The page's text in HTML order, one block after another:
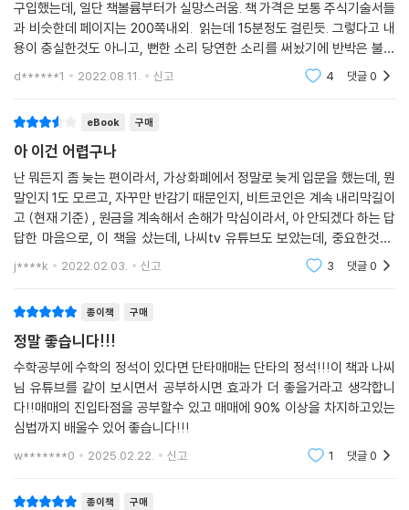
수익금을 재투자하는 방법
잡 코인에 물렸을 때 대응하는 방법
10장 하락장이 오는 것을 어떻게 알 수 있을까?
하락의 징조, 어떤 것들이 있을까?
비트코인 선물 차트(바이낸스)
알트코인 차트와 코리안 프리미엄(업비트)
거래량
11장 갑작스러운 폭락장에서도 살아남는 법
폭락장에서 대응하는 방법
하락이 오래 지속될 때는 어떻게 해야 할까?
높일 수 있다.
가상화폐 단타 매매에 꼭 필요한 리스크 관리법
안정적이고 성공적인 투자를 위해서는 ‘장이 좋을 때는 과감하게 베팅하
고, 장이 좋지 않을 때는 현금을 들고 관망하면서 보수적으로 운용하는 전
략’이 필요하다. 하지만 대부분의 초보자는 장이 좋을 때나 나쁠 때나 상관
없이 똑같이 운용한다. 그러다 보니 상승장에서 돈을 벌었더라도 하락장에
서 그 돈을 지키지 못하는 경우가 많다. 투자의 끝은 결국 이익 실현이고,
리스크 관리이다. 코인 시장에서는 돈을 많이 벌었더라도 내가 쓰지 못하
면 아무 의미가 없고, 단 한 번이라도 크게 패배한다면 모든 것을 다 잃을
수 있다. 그렇기 때문에 반드시 수익금을 적절히 인출하여 리스크를 줄이
(물타기), 지속적으로 하락하는 장에서 대응하는 법, 예기치 못한 추세 이
탈이 발생했을 때 대처 방법, 잡 코인에 물렸을 때 대응하는 방법 등 가상화
폐 투자 시 일어날 수 있는 리스크 관리법을 소개했다. 상승과 하락에 조바
심 내지 않고 차근차근 공부하면서 가상화폐 투자를 하면 초보자라도 실패
하지 않고 성공적인 결과를 얻을 수 있다.
매수매도를 익히니 자연스레 리스크 관리가 되더군요. 이것은 매직! -김*
구입했는데, 일단 책볼륨부터가 실망스러움. 책 가격은 보통 주식기술서들
과 비슷한데 페이지는 200쪽내외. 읽는데 15분정도 걸린듯. 그렇다고 내
용이 충실한것도 아니고, 뻔한 소리 당연한 소리를 써놨기에 반박은 불가
한 내용임. 딱 아무것도 모르는 코린이가 입문서로 가볍게 보기에 좋은 글
d******1 2022.08.11. 신고 4 댓글0
eBook 구매
아 이건 어렵구나
난 뭐든지 좀 늦는 편이라서, 가상화폐에서 정말로 늦게 입문을 했는데, 뭔
말인지 1도 모르고, 자꾸만 반감기 때문인지, 비트코인은 계속 내리막길이
고 (현재 기준) , 원금을 계속해서 손해가 막심이라서, 아 안되겠다 하는 답
답한 마음으로, 이 책을 샀는데, 나씨tv 유튜브도 보았는데, 중요한것은,
아 나는, 단타 트레이딩이랑은 안 맞구나 하는거였다 뭔 말인지 당최 아무
것도 모르겠
j****k 2022.02.03. 신고 3 댓글0
종이책 구매
정말 좋습니다!!!
수학공부에 수학의 정석이 있다면 단타매매는 단타의 정석!!!이 책과 나씨
님 유튜브를 같이 보시면서 공부하시면 효과가 더 좋을거라고 생각합니
다!!매매의 진입타점을 공부할수 있고 매매에 90% 이상을 차지하고있는
심법까지 배울수 있어 좋습니다!!!
w*******0 2025.02.22. 신고 1 댓글0
종이책 구매